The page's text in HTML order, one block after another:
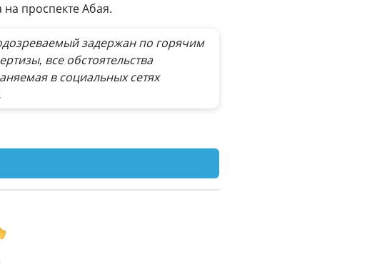
проспекте Абая.
задержан по горячим
все обстоятельства
в социальных сетях